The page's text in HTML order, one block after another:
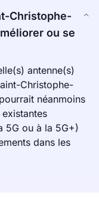
Christophe-
ou se
antenne(s)
Christophe-
néanmoins
5G ou à la 5G+)
dans les